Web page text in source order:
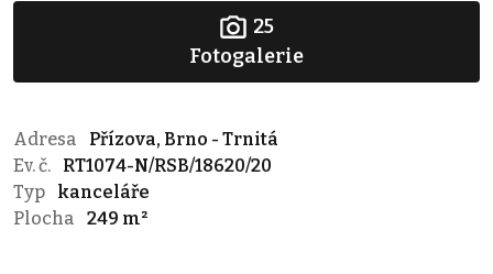
25
Fotogalerie
Adresa
Přízova, Brno - Trnitá
Ev. č.
RT1074-N/RSB/18620/20
Typ
kanceláře
Plocha
249 m²